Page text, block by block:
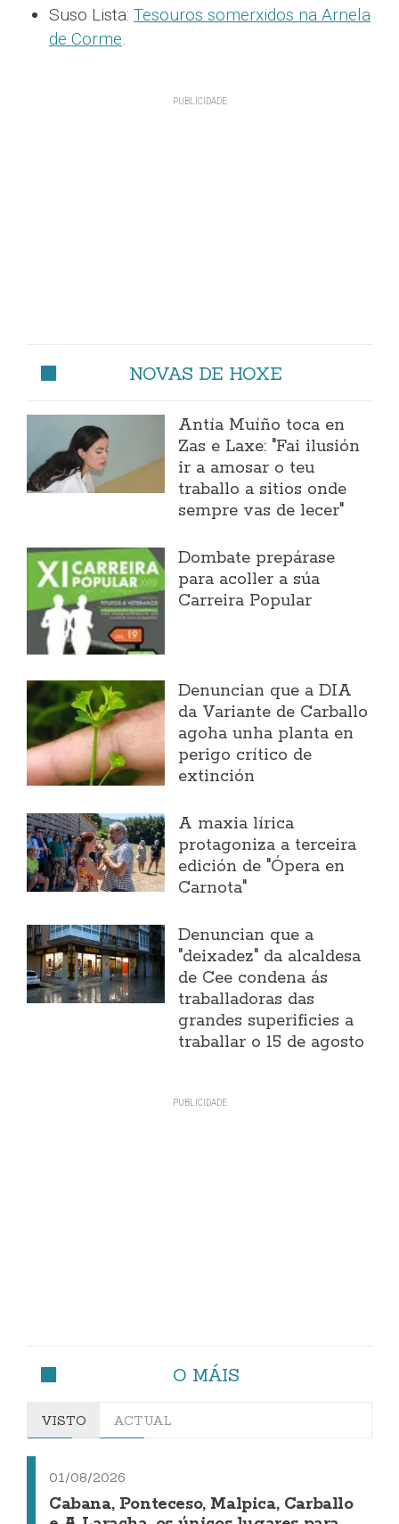
Suso Lista: Tesouros somerxidos na Arnela
de Corme.
NOVAS DE HOXE
Antía Muíño toca en
Zas e Laxe: "Fai ilusión
ir a amosar o teu
traballo a sitios onde
sempre vas de lecer"
Dombate prepárase
para acoller a súa
Carreira Popular
Denuncian que a DIA
da Variante de Carballo
agoha unha planta en
perigo crítico de
extinción
A maxia lírica
protagoniza a terceira
edición de "Ópera en
Carnota"
Denuncian que a
"deixadez" da alcaldesa
de Cee condena ás
traballadoras das
grandes superificies a
traballar o 15 de agosto
O MÁIS
VISTO ACTUAL
01/08/2026
Cabana, Ponteceso, Malpica, Carballo